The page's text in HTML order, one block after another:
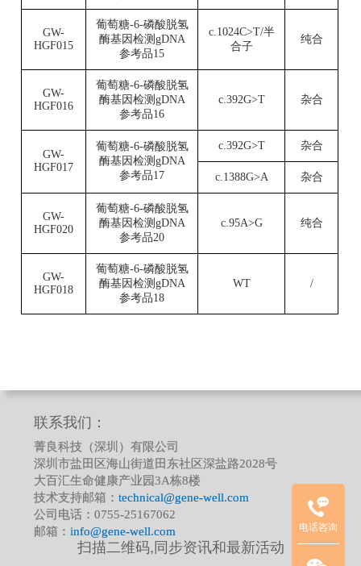
电话咨询
项
目
GW-
HGF015
葡萄糖-6-磷酸脱氢
酶基因检测gDNA
参考品15
c.1024C>T/半
合子
纯合
GW-
HGF016
葡萄糖-6-磷酸脱氢
酶基因检测gDNA
参考品16
c.392G>T 杂合
GW-
HGF017
葡萄糖-6-磷酸脱氢
酶基因检测gDNA
参考品17
c.392G>T 杂合
c.1388G>A 杂合
GW-
HGF020
葡萄糖-6-磷酸脱氢
酶基因检测gDNA
参考品20
c.95A>G 纯合
GW-
HGF018
葡萄糖-6-磷酸脱氢
酶基因检测gDNA
参考品18
WT /
联系我们：
菁良科技（深圳）有限公司
深圳市盐田区海山街道田东社区深盐路2028号
大百汇生命健康产业园3A栋8楼
技术支持邮箱： technical@gene-well.com
公司电话：0755-25167062
邮箱： info@gene-well.com
扫描二维码,同步资讯和最新活动